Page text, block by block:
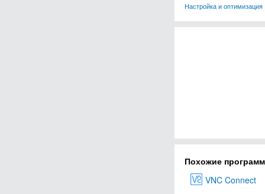
Настройка и оптимизация
Похожие
VNC Connect